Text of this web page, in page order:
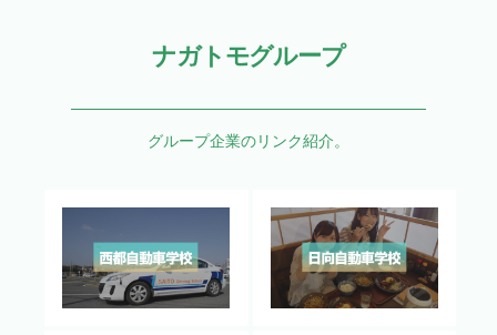
ナガトモグループ
グループ企業のリンク紹介。